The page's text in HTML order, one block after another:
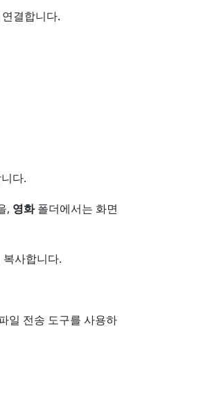
결합니다.
다.
, 영화폴더에서는 화면
사합니다.
일 전송 도구를 사용하